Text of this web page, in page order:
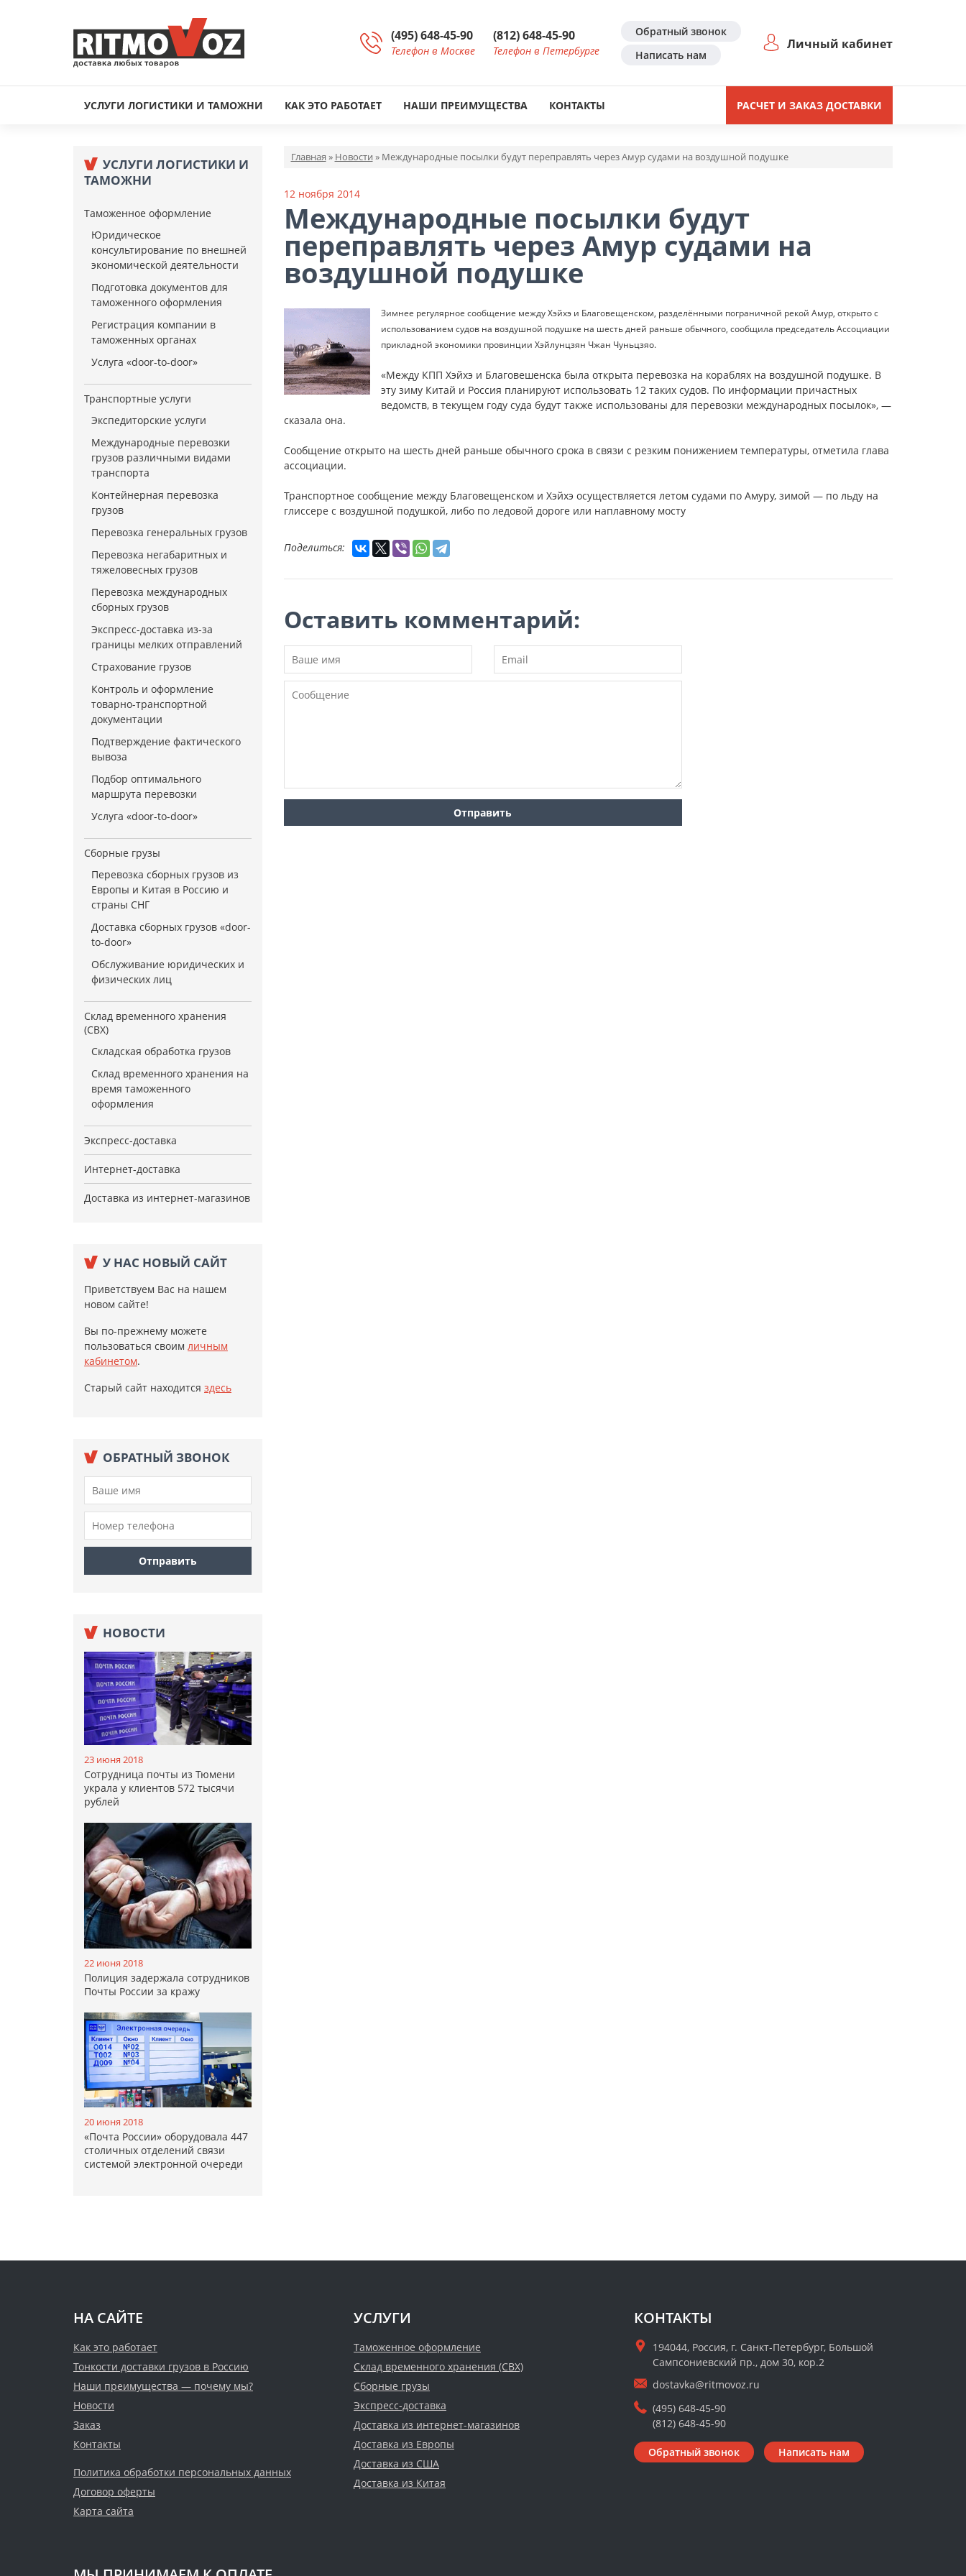
(495) 648-45-90
Телефон в Москве
(812) 648-45-90
Телефон в Петербурге
Обратный звонок
Написать нам
Личный кабинет
УСЛУГИ ЛОГИСТИКИ И ТАМОЖНИ КАК ЭТО РАБОТАЕТ НАШИ ПРЕИМУЩЕСТВА КОНТАКТЫ РАСЧЕТ И ЗАКАЗ ДОСТАВКИ
УСЛУГИ ЛОГИСТИКИ И
ТАМОЖНИ
Таможенное оформление
Юридическое
консультирование по внешней
экономической деятельности
Подготовка документов для
таможенного оформления
Регистрация компании в
таможенных органах
Услуга «door-to-door»
Транспортные услуги
Экспедиторские услуги
Международные перевозки
грузов различными видами
транспорта
Контейнерная перевозка
грузов
Перевозка генеральных грузов
Перевозка негабаритных и
тяжеловесных грузов
Перевозка международных
сборных грузов
Экспресс-доставка из-за
границы мелких отправлений
Страхование грузов
Контроль и оформление
товарно-транспортной
документации
Подтверждение фактического
вывоза
Подбор оптимального
маршрута перевозки
Услуга «door-to-door»
Сборные грузы
Перевозка сборных грузов из
Европы и Китая в Россию и
страны СНГ
Доставка сборных грузов «door-
to-door»
Обслуживание юридических и
физических лиц
Склад временного хранения
(СВХ)
Складская обработка грузов
Склад временного хранения на
время таможенного
оформления
Экспресс-доставка
Интернет-доставка
Доставка из интернет-магазинов
У НАС НОВЫЙ САЙТ
Приветствуем Вас на нашем
новом сайте!
Вы по-прежнему можете
пользоваться своим личным
кабинетом.
Старый сайт находится здесь
ОБРАТНЫЙ ЗВОНОК
НОВОСТИ
23 июня 2018
Сотрудница почты из Тюмени
украла у клиентов 572 тысячи
рублей
22 июня 2018
Полиция задержала сотрудников
Почты России за кражу
20 июня 2018
«Почта России» оборудовала 447
столичных отделений связи
системой электронной очереди
Главная » Новости » Международные посылки будут переправлять через Амур судами на воздушной подушке
12 ноября 2014
Международные посылки будут
переправлять через Амур судами на
воздушной подушке
Зимнее регулярное сообщение между Хэйхэ и Благовещенском, разделёнными пограничной рекой Амур, открыто с
использованием судов на воздушной подушке на шесть дней раньше обычного, сообщила председатель Ассоциации
прикладной экономики провинции Хэйлунцзян Чжан Чуньцзяо.
«Между КПП Хэйхэ и Благовешенска была открыта перевозка на кораблях на воздушной подушке. В
эту зиму Китай и Россия планируют использовать 12 таких судов. По информации причастных
ведомств, в текущем году суда будут также использованы для перевозки международных посылок», —
сказала она.
Сообщение открыто на шесть дней раньше обычного срока в связи с резким понижением температуры, отметила глава
ассоциации.
Транспортное сообщение между Благовещенском и Хэйхэ осуществляется летом судами по Амуру, зимой — по льду на
глиссере с воздушной подушкой, либо по ледовой дороге или наплавному мосту
Поделиться:
Оставить комментарий:
НА САЙТЕ
Как это работает
Тонкости доставки грузов в Россию
Наши преимущества — почему мы?
Новости
Заказ
Контакты
Политика обработки персональных данных
Договор оферты
Карта сайта
УСЛУГИ
Таможенное оформление
Склад временного хранения (СВХ)
Сборные грузы
Экспресс-доставка
Доставка из интернет-магазинов
Доставка из Европы
Доставка из США
Доставка из Китая
КОНТАКТЫ
194044, Россия, г. Санкт-Петербург, Большой
Сампсониевский пр., дом 30, кор.2
dostavka@ritmovoz.ru
(495) 648-45-90
(812) 648-45-90
Обратный звонок Написать нам